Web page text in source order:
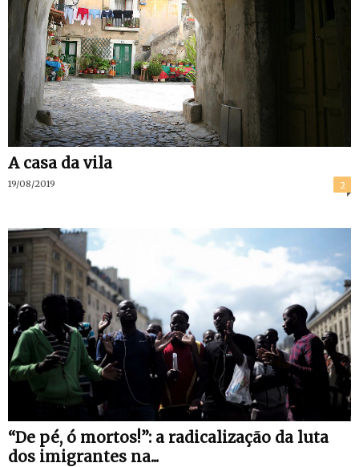
A casa da vila
19/08/2019 2
“De pé, ó mortos!”: a radicalização da luta
dos imigrantes na...